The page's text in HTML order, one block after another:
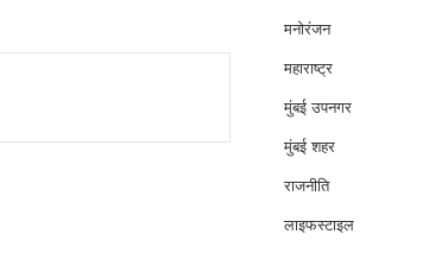
मनोरंजन
महाराष्ट्र
मुंबई उपनगर
मुंबई शहर
राजनीति
लाइफस्टाइल